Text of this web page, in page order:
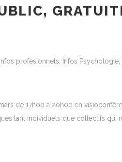
Infos profesionnels Infos Psychologie
de 17h00 à 20h00 en
tant individuels que collectifs qui